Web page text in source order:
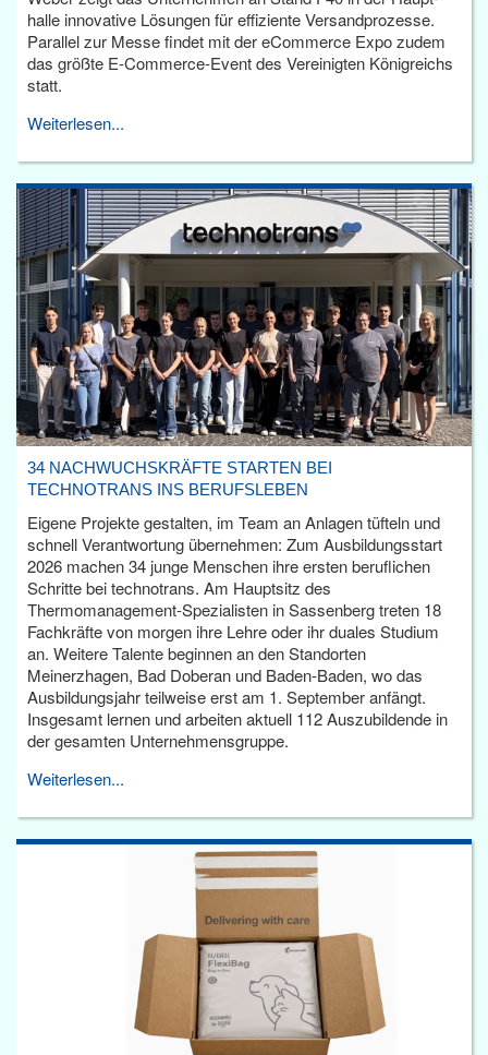
halle innovative Lösungen für effiziente Versandprozesse.
Parallel zur Messe findet mit der eCommerce Expo zudem
das größte E-Commerce-Event des Vereinigten Königreichs
statt.
Weiterlesen...
34 NACHWUCHSKRÄFTE STARTEN BEI
TECHNOTRANS INS BERUFSLEBEN
Eigene Projekte gestalten, im Team an Anlagen tüfteln und
schnell Verantwortung übernehmen: Zum Ausbildungsstart
2026 machen 34 junge Menschen ihre ersten beruflichen
Schritte bei technotrans. Am Hauptsitz des
Thermomanagement-Spezialisten in Sassenberg treten 18
Fachkräfte von morgen ihre Lehre oder ihr duales Studium
an. Weitere Talente beginnen an den Standorten
Meinerzhagen, Bad Doberan und Baden-Baden, wo das
Ausbildungsjahr teilweise erst am 1. September anfängt.
Insgesamt lernen und arbeiten aktuell 112 Auszubildende in
der gesamten Unternehmensgruppe.
Weiterlesen...